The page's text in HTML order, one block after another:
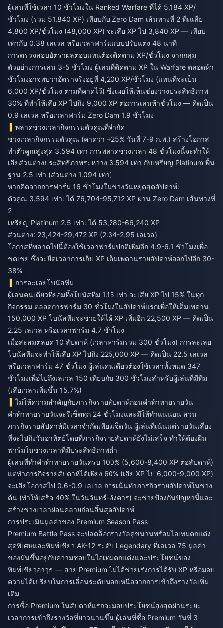
ผู้เล่นที่ใช้เวลา 10 ชั่วโมงใน Ranked Warfare ที่ได้ 5,184 XP/
ชั่วโมง (รวม 51,840 XP) เทียบกับ Zero Dam เส้นทางที่ 2 ที่เฉลี่ย
4,800 XP/ชั่วโมง (48,000 XP) จะเสีย XP ไป 3,840 XP — เทียบ
เท่ากับ 0.38 เลเวล หรือเวลาฟาร์มแบบปรับแต่ง 48 นาที
การตรวจสอบอัตราผลตอบแทนต้องติดตาม XP/ชั่วโมง จากกลุ่ม
ตัวอย่างการเล่น 3-5 ชั่วโมง ผู้เล่นที่ติดตาม XP ใน Warfare ตลอดห้า
ชั่วโมงอาจพบว่าอัตราจริงอยู่ที่ 4,200 XP/ชั่วโมง (แทนที่จะเป็น
6,000 XP/ชั่วโมง ตามที่คาดไว้) ซึ่งเผยให้เห็นช่องว่างประสิทธิภาพ
30% ที่ทำให้เสีย XP ไปถึง 9,000 XP ต่อการเล่นห้าชั่วโมง — คิดเป็น
0.9 เลเวล หรือเวลาฟาร์ม Zero Dam 1.9 ชั่วโมง
พลาดช่วงเวลากิจกรรมตัวคูณที่จำกัด
ช่วงเวลากิจกรรมตัวคูณ (คาดว่า +25% วันที่ 7-9 ก.พ.) สร้างโอกาส
ทำตัวคูณสูงสุด 3.594 เท่า การพลาดช่วงเวลา 48 ชั่วโมงนี้จะทำให้
เสียส่วนต่างประสิทธิภาพระหว่าง 3.594 เท่า กับเหรียญ Platinum พื้น
ฐาน 2.5 เท่า (ส่วนต่าง 1.094 เท่า)
หากคิดจากการฟาร์ม 16 ชั่วโมงในช่วงวันหยุดสุดสัปดาห์:
ตัวคูณ 3.594 เท่า: ได้ 76,704-95,712 XP ผ่าน Zero Dam เส้นทางที่
2
เหรียญ Platinum 2.5 เท่า: ได้ 53,280-66,240 XP
ส่วนต่าง: 23,424-29,472 XP (2.34-2.95 เลเวล)
โอกาสที่พลาดไปนี้ต้องใช้เวลาฟาร์มปกติเพิ่มอีก 4.9-6.1 ชั่วโมงเพื่อ
ชดเชย ซึ่งจะยืดเวลาการเก็บ XP เต็มเพดานรายสัปดาห์ออกไปอีก 30-
38%
การละเลยโบนัสทีม
ผู้เล่นคนเดียวที่ยอมทิ้งโบนัสทีม 1.15 เท่า จะเสีย XP ไป 15% ในทุก
กิจกรรม ตลอดการฟาร์ม 30 ชั่วโมงในสัปดาห์แรกเพื่อให้เต็มเพดาน
150,000 XP โบนัสทีมจะช่วยให้ได้ XP เพิ่มอีก 22,500 XP — คิดเป็น
2.25 เลเวล หรือเวลาฟาร์ม 4.7 ชั่วโมง
เมื่อสะสมตลอด 10 สัปดาห์ (เวลาฟาร์มรวม 300 ชั่วโมง) การละเลย
โบนัสทีมจะทำให้เสีย XP ไปถึง 225,000 XP — คิดเป็น 22.5 เลเวล
หรือเวลาฟาร์ม 47 ชั่วโมง ผู้เล่นคนเดียวต้องใช้เวลาทั้งหมด 347
ชั่วโมงเพื่อไปถึงเลเวล 150 เทียบกับ 300 ชั่วโมงสำหรับผู้เล่นที่มีทีม
(เสียเวลาเพิ่มขึ้น 15.7%)
ไม่ให้ความสำคัญกับภารกิจรายสัปดาห์ก่อนคำท้าทายรายวัน
คำท้าทายรายวันจะรีเซ็ตทุก 24 ชั่วโมงและมีให้ทำแน่นอน ส่วน
ภารกิจรายสัปดาห์มีเวลาจำกัดเพียงเจ็ดวัน ผู้เล่นที่เน้นแต่รายวันเสี่ยง
ที่จะไปถึงวันอาทิตย์โดยที่ภารกิจรายสัปดาห์ยังไม่เสร็จ ทำให้ต้องฝืน
ฟาร์มในช่วงเวลาที่มีประสิทธิภาพต่ำ
ผู้เล่นที่ทำคำท้าทายรายวันครบ 100% (5,600-8,400 XP ต่อสัปดาห์)
แต่ทำภารกิจรายสัปดาห์ได้เพียง 60% (เสีย XP ไป 6,000-9,000 XP)
จะเสียโอกาสไป 0.6-0.9 เลเวล การเน้นทำภารกิจรายสัปดาห์ในช่วง
ต้น (ทำให้เสร็จ 40% ในวันจันทร์-อังคาร) จะช่วยป้องกันปัญหานี้และ
สร้างช่วงเวลาผ่อนคลายก่อนสิ้นสุดสัปดาห์
การประเมินมูลค่าของ Premium Season Pass
Premium Battle Pass จะปลดล็อกรางวัลคู่ขนานพร้อมไอเทมตกแต่ง
สุดพิเศษและพิมพ์เขียว AK-12 ระดับ Legendary ที่เลเวล 75 มูลค่า
ของมันขึ้นอยู่กับความชอบในไอเทมตกแต่งและประโยชน์ของ
พิมพ์เขียวอาวุธ — สาย Premium ไม่ได้ช่วยเร่งการได้รับ XP หรือมอบ
ความได้เปรียบในการเลื่อนระดับนอกเหนือจากการเข้าถึงรางวัลเพิ่ม
เติม
การซื้อ Premium ในสัปดาห์แรกจะมอบประโยชน์สูงสุดผ่านระยะ
เวลาการเข้าถึงรางวัลที่ยาวนานขึ้น ผู้เล่นที่ซื้อ Premium วันที่ 3